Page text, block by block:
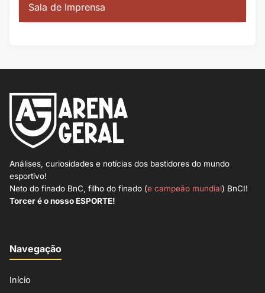
Sala de Imprensa
Análises, curiosidades e notícias dos bastidores do mundo
esportivo!
Neto do finado BnC, filho do finado (e campeão mundial) BnCI!
Torcer é o nosso ESPORTE!
Navegação
Início